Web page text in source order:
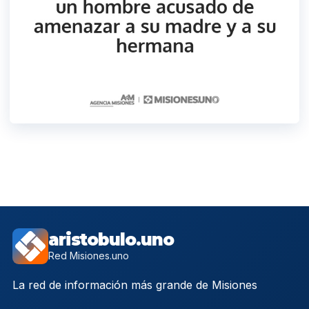
aristobulo.uno
Red Misiones.uno
La red de información más grande de Misiones